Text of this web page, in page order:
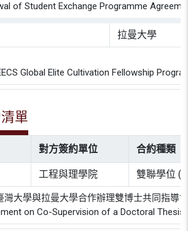
of Student Exchange Programme
拉曼大學
Global Elite Cultivation Fellowship
單
對方簽約單位 合約種類
工程與理學院 雙聯學位 (
灣大學與拉曼大學合作辦理雙博士共同指導
on Co-Supervision of a Doctoral Thesis